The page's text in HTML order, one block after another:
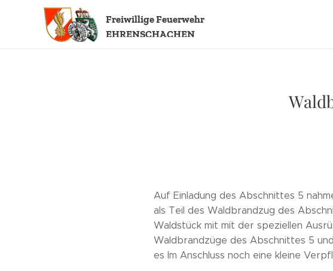
FreiwilligeFeuerwehr
EHRENSCHACHEN
Auf Einladung des Abschnittes 5
als Teil des Waldbrandzug des
Waldstück mit mit der speziellen
Waldbrandzüge des Abschnittes 5
es Im Anschluss noch eine kleine